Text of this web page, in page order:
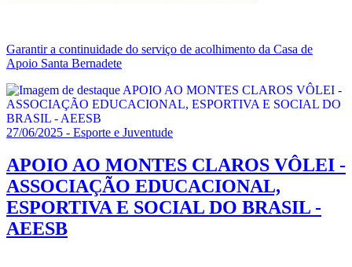
Garantir a continuidade do serviço de acolhimento da Casa de
Apoio Santa Bernadete
27/06/2025 - Esporte e Juventude
APOIO AO MONTES CLAROS VÔLEI -
ASSOCIAÇÃO EDUCACIONAL,
ESPORTIVA E SOCIAL DO BRASIL -
AEESB